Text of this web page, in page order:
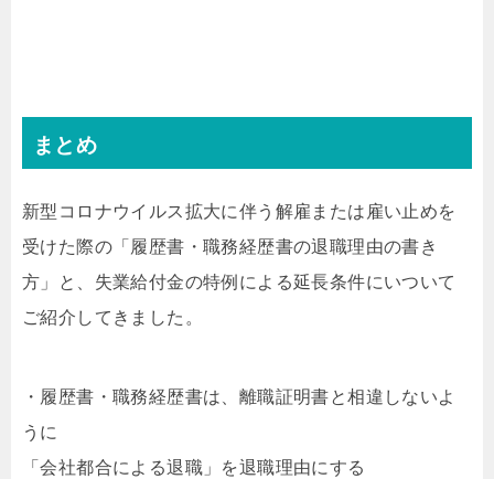
まとめ
新型コロナウイルス拡大に伴う解雇または雇い止めを
受けた際の「履歴書・職務経歴書の退職理由の書き
方」と、失業給付金の特例による延長条件にいついて
ご紹介してきました。
・履歴書・職務経歴書は、離職証明書と相違しないよ
うに
「会社都合による退職」を退職理由にする